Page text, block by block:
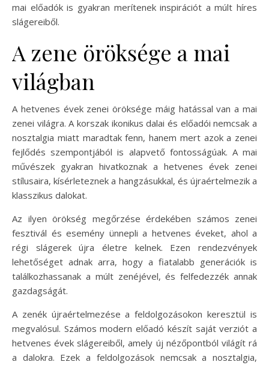
mai előadók is gyakran merítenek inspirációt a múlt híres
slágereiből.
A zene öröksége a mai
világban
A hetvenes évek zenei öröksége máig hatással van a mai
zenei világra. A korszak ikonikus dalai és előadói nemcsak a
nosztalgia miatt maradtak fenn, hanem mert azok a zenei
fejlődés szempontjából is alapvető fontosságúak. A mai
művészek gyakran hivatkoznak a hetvenes évek zenei
stílusaira, kísérleteznek a hangzásukkal, és újraértelmezik a
klasszikus dalokat.
Az ilyen örökség megőrzése érdekében számos zenei
fesztivál és esemény ünnepli a hetvenes éveket, ahol a
régi slágerek újra életre kelnek. Ezen rendezvények
lehetőséget adnak arra, hogy a fiatalabb generációk is
találkozhassanak a múlt zenéjével, és felfedezzék annak
gazdagságát.
A zenék újraértelmezése a feldolgozásokon keresztül is
megvalósul. Számos modern előadó készít saját verziót a
hetvenes évek slágereiből, amely új nézőpontból világít rá
a dalokra. Ezek a feldolgozások nemcsak a nosztalgia,